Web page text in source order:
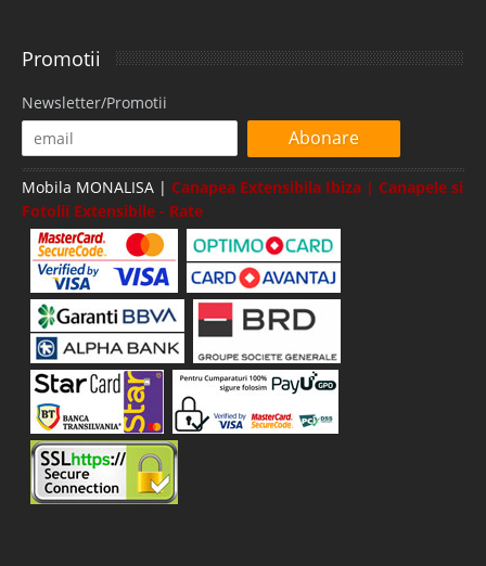
Promotii
Newsletter/Promotii
Abonare
Mobila MONALISA | Canapea Extensibila Ibiza | Canapele si
Fotolii Extensibile - Rate